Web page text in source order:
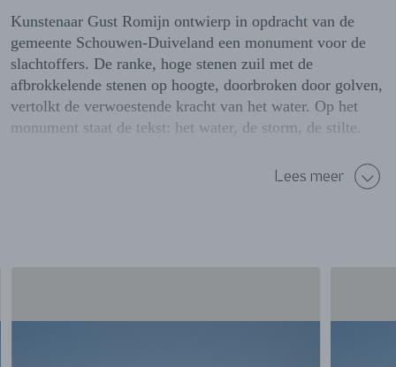
Kunstenaar Gust Romijn ontwierp in opdracht van de
gemeente Schouwen-Duiveland een monument voor de
slachtoffers. De ranke, hoge stenen zuil met de
afbrokkelende stenen op hoogte, doorbroken door golven,
vertolkt de verwoestende kracht van het water. Op het
monument staat de tekst: het water, de storm, de stilte.
De bevolking van Schouwen Duiveland kreeg de
Lees meer